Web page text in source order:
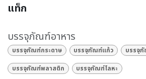
แท็ก
บรรจุภัณฑ์อาหาร
บรรจุภัณฑ์กระดาษ บรรจุภัณฑ์แก้ว บรรจุ
บรรจุภัณฑ์พลาสติก บรรจุภัณฑ์โลหะ